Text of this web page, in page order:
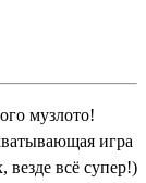
музлото!
игра
везде всё супер!)